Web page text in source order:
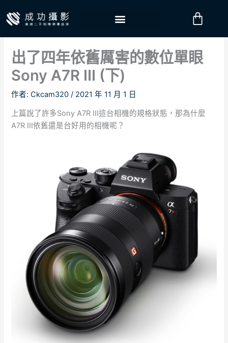
至
購
出了四年依舊厲害的數位單眼
Sony A7R III (下)
作者:Ckcam320/ 2021 年 11 月 1 日
上篇說了許多Sony A7R III這台相機的規格狀態，那為什麼
A7R III依舊還是台好用的相機呢？